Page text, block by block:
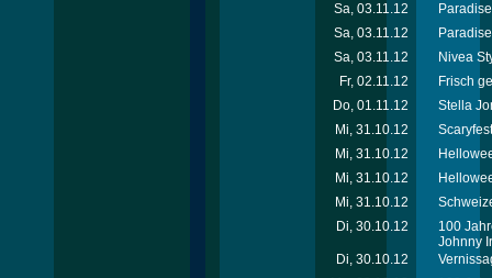
Sa, 03.11.12
Sa, 03.11.12
Sa, 03.11.12
Nivea
Fr, 02.11.12
Frisch
Do, 01.11.12
Stella
Mi, 31.10.12
Mi, 31.10.12
Mi, 31.10.12
Mi, 31.10.12
Di, 30.10.12
100
Johnny
Di, 30.10.12